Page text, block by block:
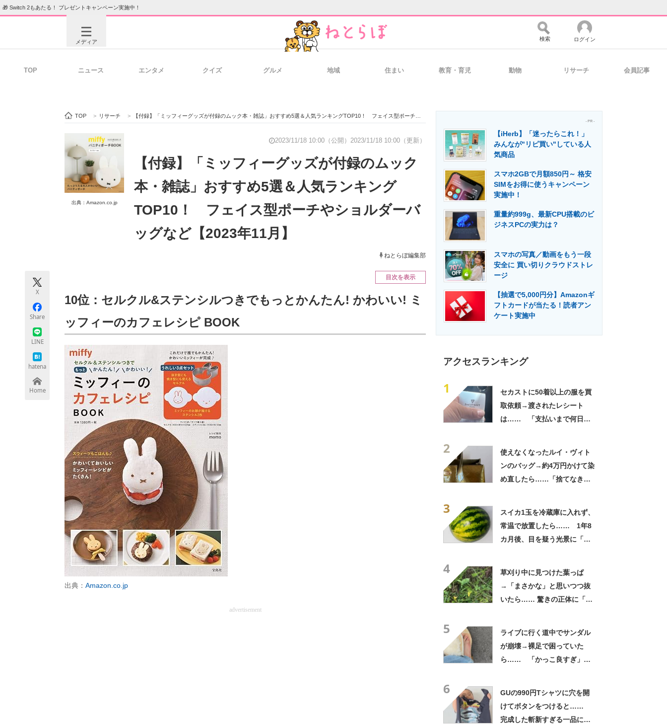
🎁 Switch 2もあたる！ プレゼントキャンペーン実施中！
メディア
ビジネスと働き方のヒント 経営リーダーのコミュニティ マーケ×ITの今がよく分かる
ITエンジニア向け専門サイト 企業向けIT製品の総合サイト IT製品の技術・比較・事例 製造業のIT導入・活用を支援
モノづくり技術者専門サイト エレクトロニクス専門サイト エネルギーの専門メディア 建設×テクノロジーの最前線
検索 ログイン
TOP ニュース エンタメ クイズ グルメ 地域 住まい 教育・育児 動物 リサーチ 会員記事
TOP > リサーチ > 【付録】「ミッフィーグッズが付録のムック本・雑誌」おすすめ5選＆人気ランキングTOP10！ フェイス型ポーチやショルダーバッグなど【2023年11月】
出典：Amazon.co.jp
2023/11/18 10:00（公開） 2023/11/18 10:00（更新）
【付録】「ミッフィーグッズが付録のムック
本・雑誌」おすすめ5選＆人気ランキング
TOP10！ フェイス型ポーチやショルダーバ
ッグなど【2023年11月】
ねとらぼ編集部
X
Share
LINE
hatena
Home
目次を表示
10位：セルクル&ステンシルつきでもっとかんたん! かわいい! ミ
ッフィーのカフェレシピ BOOK
出典： Amazon.co.jp
advertisement
- PR -
【iHerb】「迷ったらこれ！」
みんなが"リピ買い"している人
気商品
スマホ2GBで月額850円～ 格安
SIMをお得に使うキャンペーン
実施中！
重量約999g、最新CPU搭載のビ
ジネスPCの実力は？
スマホの写真／動画をもう一段
安全に 買い切りクラウドストレ
ージ
【抽選で5,000円分】Amazonギ
フトカードが当たる！読者アン
ケート実施中
アクセスランキング
1
セカストに50着以上の服を買
取依頼→渡されたレシート
は…… 「支払いまで何日か
2
使えなくなったルイ・ヴィト
ンのバッグ→約4万円かけて染
め直したら……「捨てなきゃ
3
スイカ1玉を冷蔵庫に入れず、
常温で放置したら…… 1年8
カ月後、目を疑う光景に「ヤ
4
草刈り中に見つけた葉っぱ
→「まさかな」と思いつつ抜
いたら…… 驚きの正体に「お
5
ライブに行く道中でサンダル
が崩壊→裸足で困っていた
ら…… 「かっこ良すぎ」ま
6
GUの990円Tシャツに穴を開
けてボタンをつけると……
完成した斬新すぎる一品に称